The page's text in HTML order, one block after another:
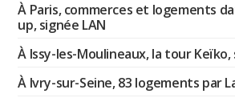
À Paris, commerces et logements
up, signée LAN
À Issy-les-Moulineaux, la tour Keïko,
À Ivry-sur-Seine, 83 logements par